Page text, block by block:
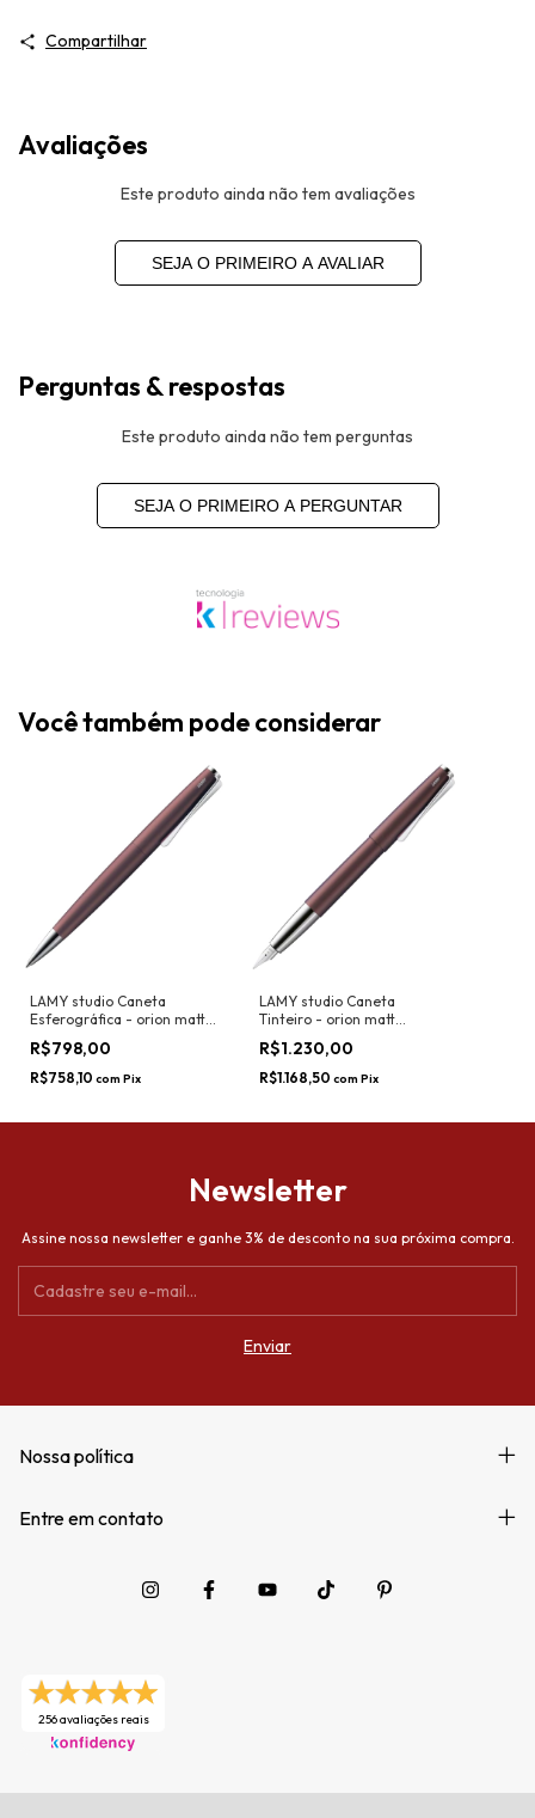
Compartilhar
Avaliações
Este produto ainda não tem avaliações
SEJA O PRIMEIRO A AVALIAR
Perguntas & respostas
Este produto ainda não tem perguntas
SEJA O PRIMEIRO A PERGUNTAR
Você também pode considerar
LAMY studio Caneta
Esferográfica - orion matt
(Special Edition)
R$798,00
R$758,10 com Pix
LAMY studio Caneta
Tinteiro - orion matt
(Special Edition)
R$1.230,00
R$1.168,50com Pix
Newsletter
Assine nossa newsletter e ganhe 3% de desconto na sua próxima compra.
Nossa política
Entre em contato
256 avaliações reais